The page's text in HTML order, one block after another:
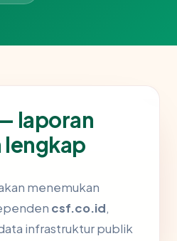
laporan
lengkap
menemukan
csf.co.id,
infrastruktur publik